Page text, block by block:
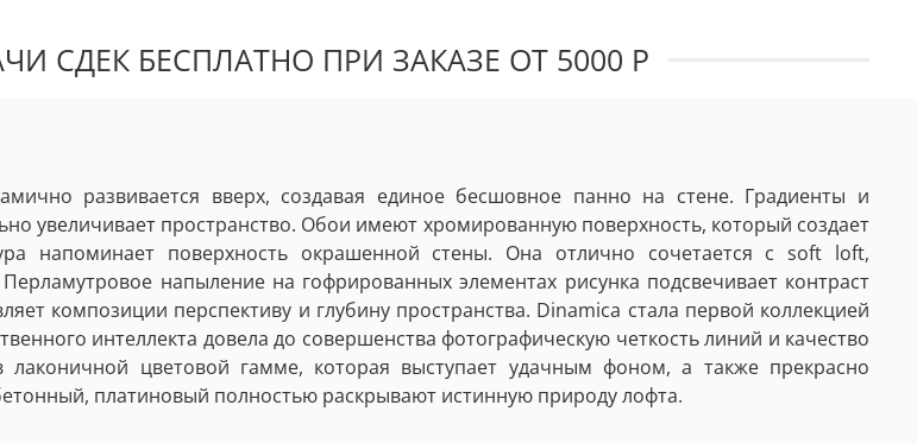
СДЕК БЕСПЛАТНО ПРИ ЗАКАЗЕ ОТ 5000 Р
развивается вверх, создавая единое бесшовное панно на стене. Градиенты и
увеличивает пространство. Обои имеют хромированную поверхность, который создает
напоминает поверхность окрашенной стены. Она отлично сочетается с soft loft,
напыление на гофрированных элементах рисунка подсвечивает контраст
композиции перспективу и глубину пространства. Dinamica стала первой коллекцией
интеллекта довела до совершенства фотографическую четкость линий и качество
цветовой гамме, которая выступает удачным фоном, а также прекрасно
платиновый полностью раскрывают истинную природу лофта.